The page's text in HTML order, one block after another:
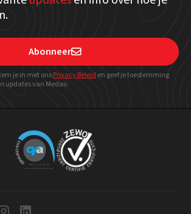
Abonneer
je in met onsPrivacy Beleiden geefje toestemming
updates van Medair.